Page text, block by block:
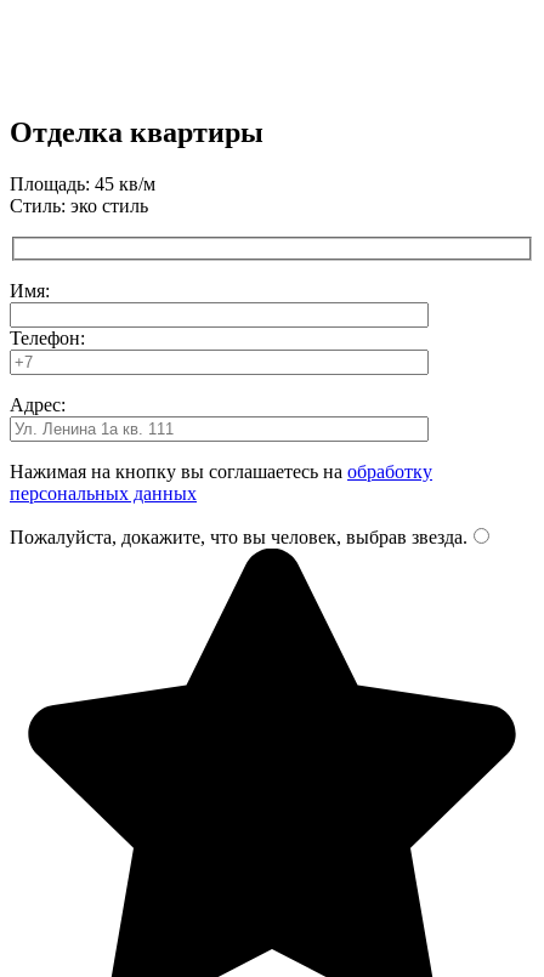
Отделка квартиры
Площадь: 45 кв/м
Стиль: эко стиль
Имя:
Телефон:
Адрес:
Нажимая на кнопку вы соглашаетесь на обработку
персональных данных
Пожалуйста, докажите, что вы человек, выбрав звезда.